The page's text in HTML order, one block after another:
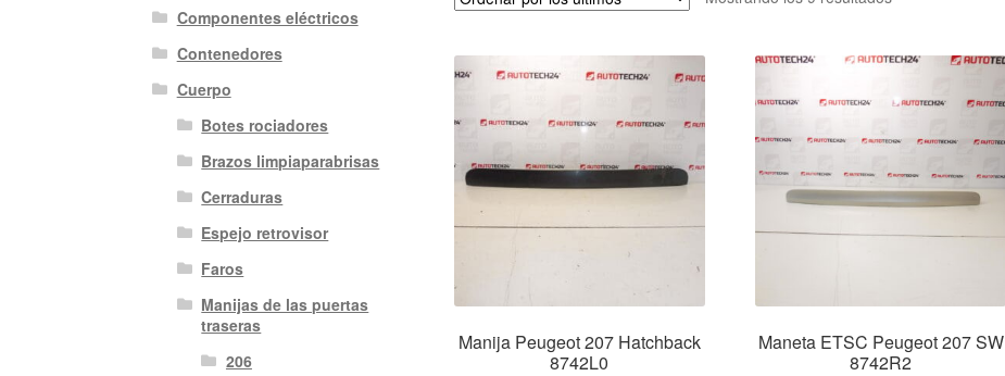
últimos
Manija Peugeot 207 Hatchback
8742L0
Maneta ETSC Peugeot 207 SW
8742R2
Componentes eléctricos
Contenedores
Cuerpo
Botes rociadores
Brazos limpiaparabrisas
Cerraduras
Espejo retrovisor
Faros
Manijas de las puertas
traseras
206